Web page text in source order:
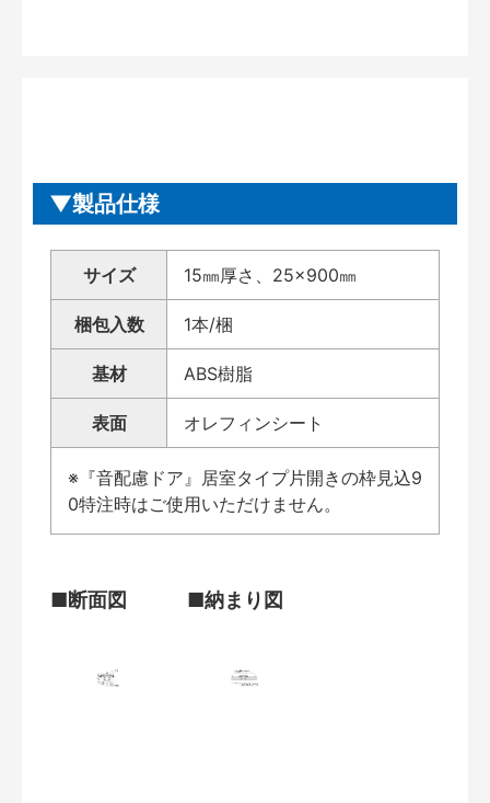
製品仕様
サイズ 15㎜厚さ、25×900㎜
梱包入数 1本/梱
基材 ABS樹脂
表面 オレフィンシート
※『音配慮ドア』居室タイプ片開きの枠見込9
0特注時はご使用いただけません。
■断面図 ■納まり図